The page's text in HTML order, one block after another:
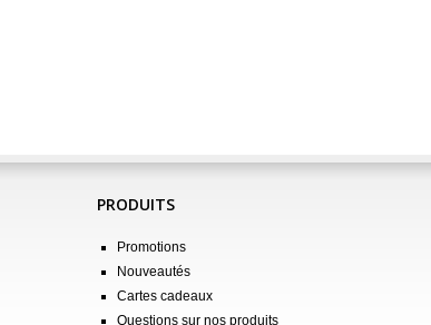
PRODUITS
Promotions
Nouveautés
Cartes cadeaux
Questions sur nos produits